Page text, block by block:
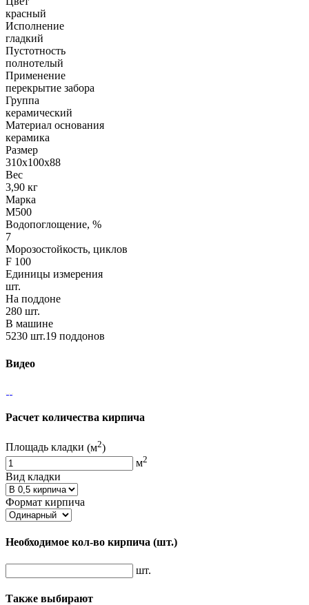
красный
Исполнение
гладкий
Пустотность
полнотелый
Применение
перекрытие забора
Группа
керамический
Материал основания
керамика
Размер
310х100х88
Вес
3,90 кг
Марка
М500
Водопоглощение, %
7
Морозостойкость, циклов
F 100
Единицы измерения
шт.
На поддоне
280 шт.
В машине
5230 шт.19 поддонов
Видео
Расчет количества кирпича
Площадь кладки (м2)
м2
Вид кладки
Формат кирпича
Необходимое кол-во кирпича (шт.)
шт.
Также выбирают